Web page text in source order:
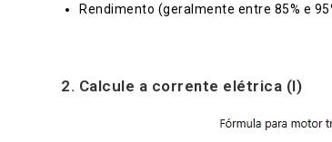
Rendimento (geralmente entre 85% e
2. Calcule a corrente elétrica (I)